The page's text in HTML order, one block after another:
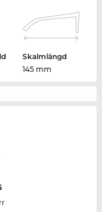
Skalmlängd
145 mm